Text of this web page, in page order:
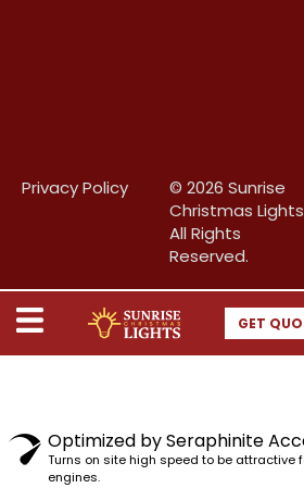
Privacy Policy
© 2026 Sunrise
Christmas
All Rights
Reserved.
GET
Optimized by Seraphinite
Turns on site high speed to be attractive
engines.